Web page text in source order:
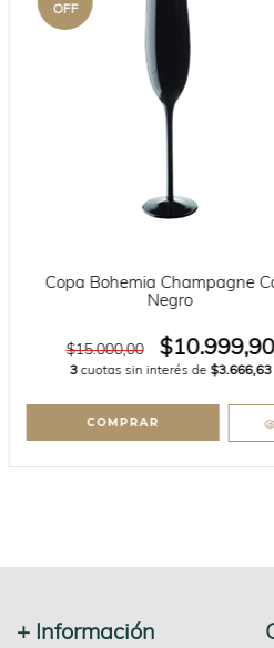
OFF
Copa Bohemia Champagne
Negro
$15.000,00 $10.999,90
3 cuotas sin interés de $3.666,63
+ Información